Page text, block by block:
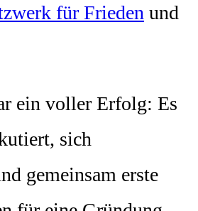
für Frieden und
ein voller Erfolg: Es
sich
gemeinsam erste